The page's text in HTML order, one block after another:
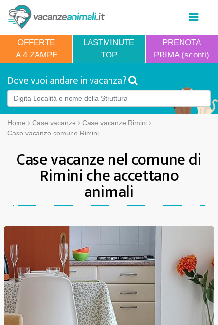
OFFERTE
A 4 ZAMPE
LASTMINUTE
TOP
PRENOTA
PRIMA (sconti)
Dove vuoi andare in vacanza?
Home Case vacanze
Case vacanze Rimini
Case vacanze comune Rimini
Case vacanze nel comune di
Rimini che accettano
animali